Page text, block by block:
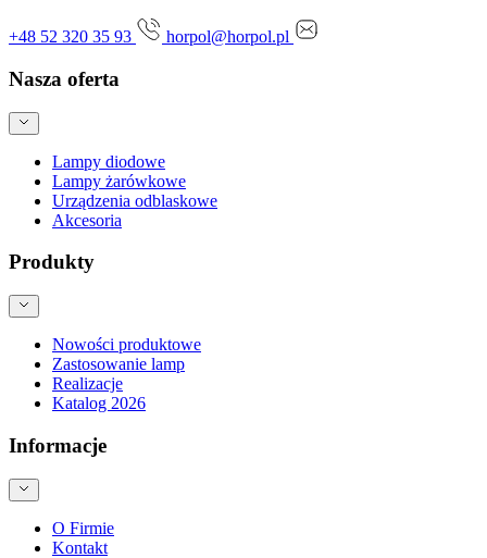
+48 52 320 35 93 horpol@horpol.pl
Nasza oferta
Lampy diodowe
Lampy żarówkowe
Urządzenia odblaskowe
Akcesoria
Produkty
Nowości produktowe
Zastosowanie lamp
Realizacje
Katalog 2026
Informacje
O Firmie
Kontakt